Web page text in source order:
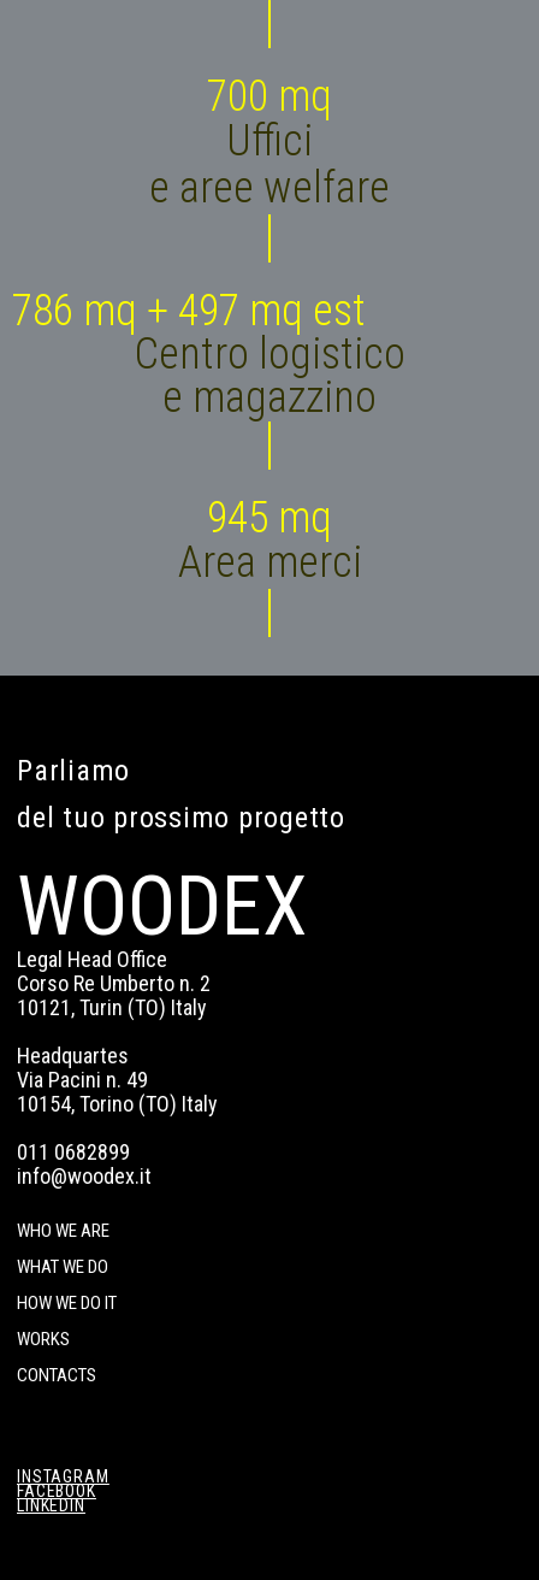
700 mq
Uffici
e aree welfare
790 mq + 500 mq est
Centro logistico
e magazzino
950 mq
Area merci
Parliamo
del tuo prossimo progetto
WOODEX
Legal Head Office
Corso Re Umberto n. 2
10121, Turin (TO) Italy
Headquartes
Via Pacini n. 49
10154, Torino (TO) Italy
011 0682899
info@woodex.it
WHO WE ARE
WHAT WE DO
HOW WE DO IT
WORKS
CONTACTS
INSTAGRAM
FACEBOOK
LINKEDIN